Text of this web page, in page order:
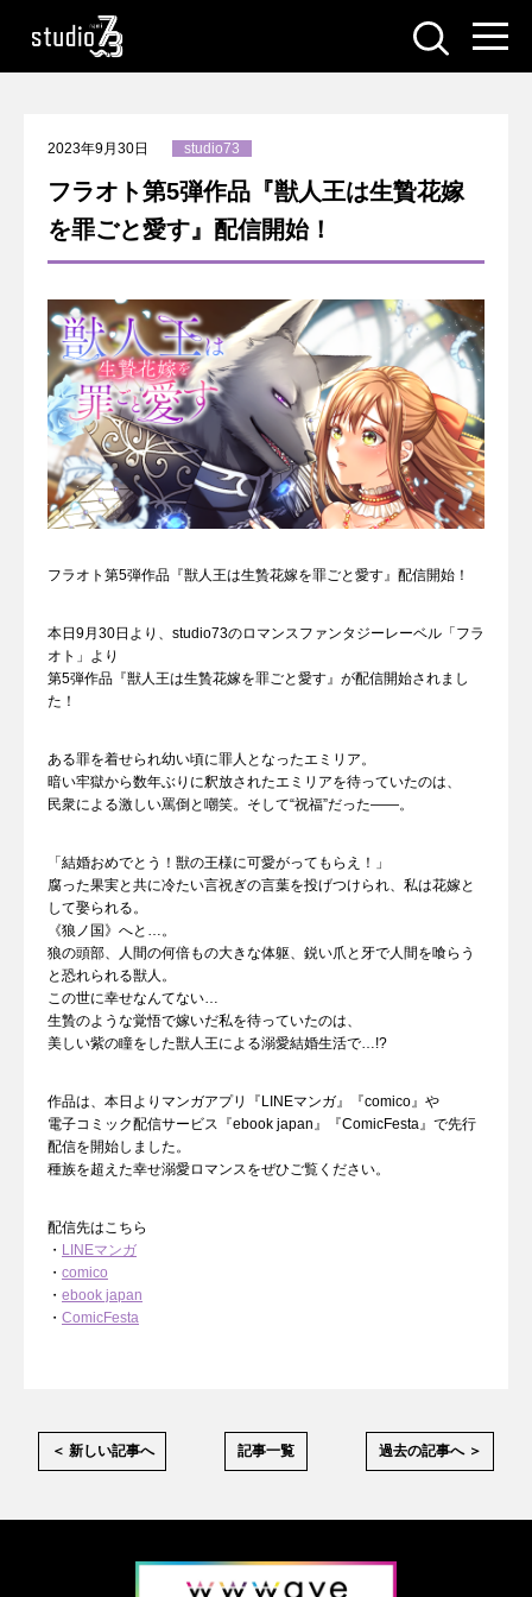
2023年9月30日 studio73
フラオト第5弾作品『獣人王は生贄花嫁
を罪ごと愛す』配信開始！
フラオト第5弾作品『獣人王は生贄花嫁を罪ごと愛す』配信開始！
本日9月30日より、studio73のロマンスファンタジーレーベル「フラ
オト」より
第5弾作品『獣人王は生贄花嫁を罪ごと愛す』が配信開始されまし
た！
ある罪を着せられ幼い頃に罪人となったエミリア。
暗い牢獄から数年ぶりに釈放されたエミリアを待っていたのは、
民衆による激しい罵倒と嘲笑。そして“祝福”だった――。
「結婚おめでとう！獣の王様に可愛がってもらえ！」
腐った果実と共に冷たい言祝ぎの言葉を投げつけられ、私は花嫁と
して娶られる。
《狼ノ国》へと…。
狼の頭部、人間の何倍もの大きな体躯、鋭い爪と牙で人間を喰らう
と恐れられる獣人。
この世に幸せなんてない…
生贄のような覚悟で嫁いだ私を待っていたのは、
美しい紫の瞳をした獣人王による溺愛結婚生活で…!?
作品は、本日よりマンガアプリ『LINEマンガ』『comico』や
電子コミック配信サービス『ebook japan』『ComicFesta』で先行
配信を開始しました。
種族を超えた幸せ溺愛ロマンスをぜひご覧ください。
配信先はこちら
・ LINEマンガ
・ comico
・ ebook japan
・ ComicFesta
＜ 新しい記事へ 記事一覧 過去の記事へ ＞